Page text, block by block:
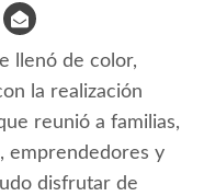
llenó de color,
la realización
reunió a familias,
emprendedores y
disfrutar de